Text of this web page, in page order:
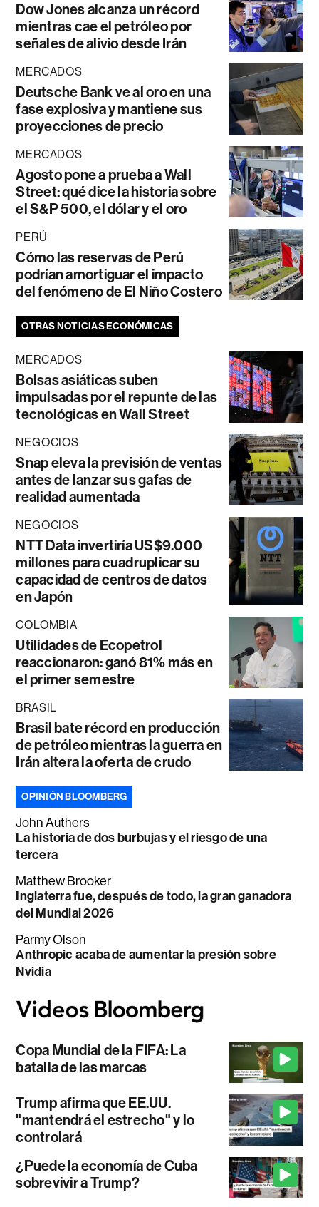
Dow Jones alcanza un récord
mientras cae el petróleo por
señales de alivio desde Irán
MERCADOS
Deutsche Bank ve al oro en una
fase explosiva y mantiene sus
proyecciones de precio
MERCADOS
Agosto pone a prueba a Wall
Street: qué dice la historia sobre
el S&P 500, el dólar y el oro
PERÚ
Cómo las reservas de Perú
podrían amortiguar el impacto
del fenómeno de El Niño Costero
OTRAS NOTICIAS ECONÓMICAS
MERCADOS
Bolsas asiáticas suben
impulsadas por el repunte de las
tecnológicas en Wall Street
NEGOCIOS
Snap eleva la previsión de ventas
antes de lanzar sus gafas de
realidad aumentada
NEGOCIOS
NTT Data invertiría US$9.000
millones para cuadruplicar su
capacidad de centros de datos
en Japón
COLOMBIA
Utilidades de Ecopetrol
reaccionaron: ganó 81% más en
el primer semestre
BRASIL
Brasil bate récord en producción
de petróleo mientras la guerra en
Irán altera la oferta de crudo
OPINIÓN BLOOMBERG
John Authers
La historia de dos burbujas y el riesgo de una
tercera
Matthew Brooker
Inglaterra fue, después de todo, la gran ganadora
del Mundial 2026
Parmy Olson
Anthropic acaba de aumentar la presión sobre
Nvidia
Copa Mundial de la FIFA: La
batalla de las marcas
Trump afirma que EE.UU.
"mantendrá el estrecho" y lo
controlará
¿Puede la economía de Cuba
sobrevivir a Trump?